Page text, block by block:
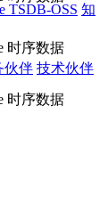
TSDB-OSS 知
伙伴 技术伙伴